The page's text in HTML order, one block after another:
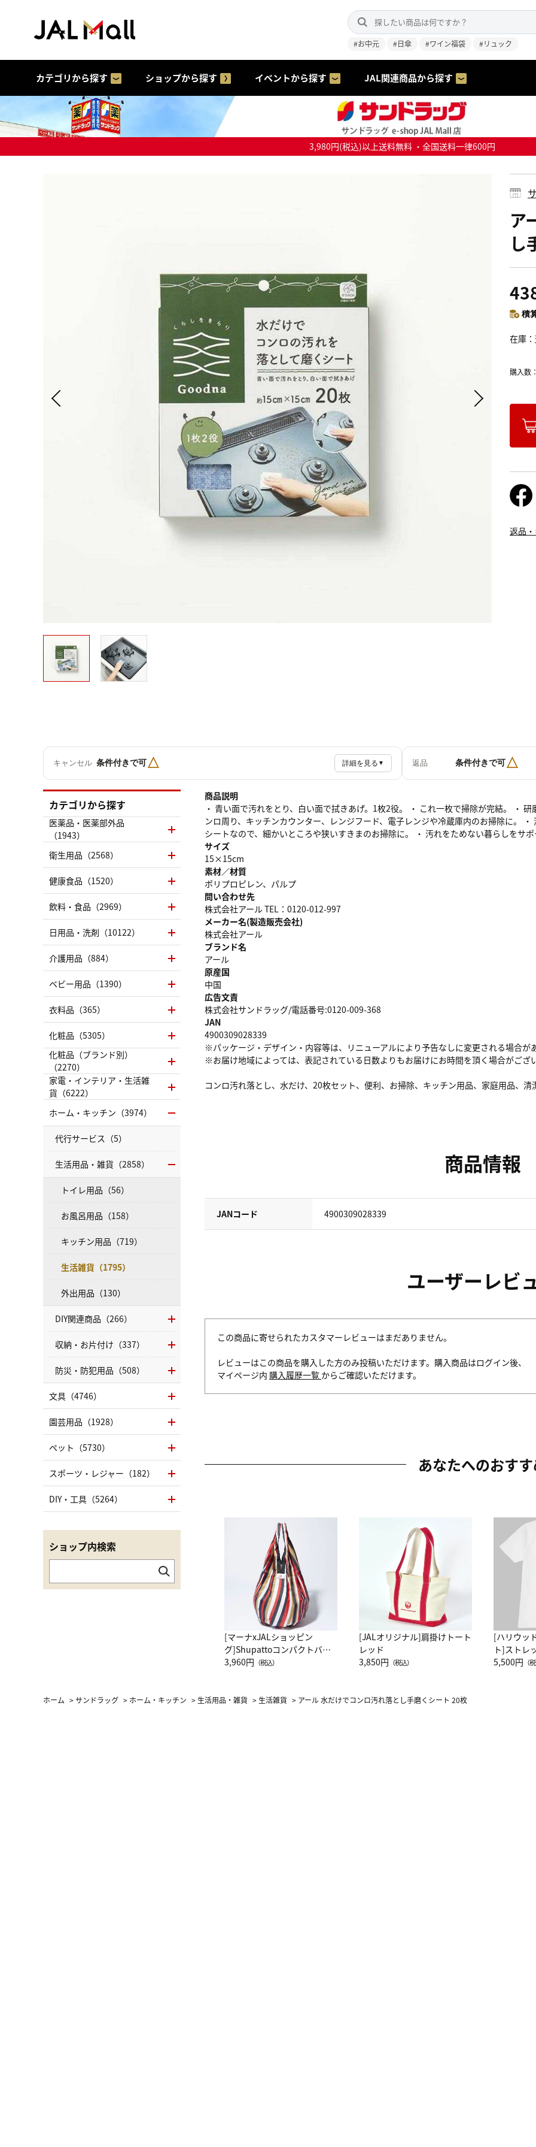
#お中元 #日傘 #ワイン福袋 #リュック
カテゴリから探す ショップから探す イベントから探す JAL関連商品から探す
3,980円(税込)以上送料無料 ・全国送料一律600円
ア
し
積
在庫
購入数：
返品
キャンセル 条件付きで可△ 詳細を見る ▼ 返品 条件付きで可△
商品説明
・ 青い面で汚れをとり、白い面で拭きあげ。1枚2役。 ・ これ一枚で掃除が完結。 ・
ンロ周り、キッチンカウンター、レンジフード、電子レンジや冷蔵庫内のお掃除に。
シートなので、細かいところや狭いすきまのお掃除に。 ・ 汚れをためない暮らしをサポ
サイズ
15×15cm
素材／材質
ポリプロピレン、パルプ
問い合わせ先
株式会社アール TEL：0120-012-997
メーカー名(製造販売会社)
株式会社アール
ブランド名
アール
原産国
中国
広告文責
株式会社サンドラッグ/電話番号:0120-009-368
JAN
4900309028339
※パッケージ・デザイン・内容等は、リニューアルにより予告なしに変更される場合が
※お届け地域によっては、表記されている日数よりもお届けにお時間を頂く場合がござい
コンロ汚れ落とし、水だけ、20枚セット、便利、お掃除、キッチン用品、家庭用品、清
商品情報
JANコード 4900309028339
ユーザーレビ
この商品に寄せられたカスタマーレビューはまだありません。
レビューはこの商品を購入した方のみ投稿いただけます。購入商品はログイン後、
マイページ内 購入履歴一覧 からご確認いただけます。
あなたへのおす
[マーナxJALショッピン
グ]Shupattoコンパクトバッ
グ Drop JAL客室乗務員
3,960円 （税込）
[JALオリジナル]肩掛けトート
レッド
3,850円 （税込）
[ハリウッ
ト]ストレ
ーネック別
5,500円 （
カテゴリから探す
医薬品・医薬部外品
（1943）
衛生用品（2568）
健康食品（1520）
飲料・食品（2969）
日用品・洗剤（10122）
介護用品（884）
ベビー用品（1390）
衣料品（365）
化粧品（5305）
化粧品（ブランド別）
（2270）
家電・インテリア・生活雑
貨（6222）
ホーム・キッチン（3974）
代行サービス（5）
生活用品・雑貨（2858）
トイレ用品（56）
お風呂用品（158）
キッチン用品（719）
生活雑貨（1795）
外出用品（130）
DIY関連商品（266）
収納・お片付け（337）
防災・防犯用品（508）
文具（4746）
園芸用品（1928）
ペット（5730）
スポーツ・レジャー（182）
DIY・工具（5264）
ショップ内検索
ホーム >サンドラッグ > ホーム・キッチン > 生活用品・雑貨 > 生活雑貨 > アール 水だけでコンロ汚れ落とし手磨くシート 20枚